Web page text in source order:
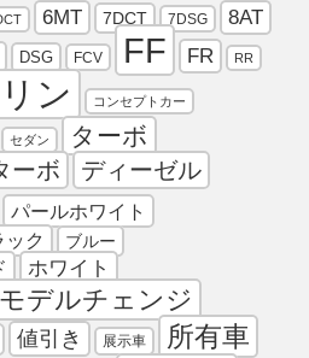
6MT 7DCT 7DSG 8AT
DSG FCV FF FR RR
ン コンセプトカー
セダン ターボ
ーボ ディーゼル
パールホワイト
ック ブルー
ホワイト
モデルチェンジ
値引き 展示車 所有車